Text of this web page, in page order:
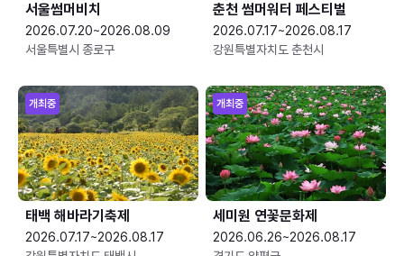
서울썸머비치
2026.07.20~2026.08.09
서울특별시 종로구
춘천 썸머워터 페스티벌
2026.07.17~2026.08.17
강원특별자치도 춘천시
개최중
태백 해바라기축제
2026.07.17~2026.08.17
개최중
세미원 연꽃문화제
2026.06.26~2026.08.17